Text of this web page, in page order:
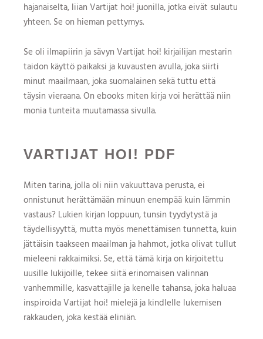
hajanaiselta, liian Vartijat hoi! juonilla, jotka eivät sulautu
yhteen. Se on hieman pettymys.
Se oli ilmapiirin ja sävyn Vartijat hoi! kirjailijan mestarin
taidon käyttö paikaksi ja kuvausten avulla, joka siirti
minut maailmaan, joka suomalainen sekä tuttu että
täysin vieraana. On ebooks miten kirja voi herättää niin
monia tunteita muutamassa sivulla.
VARTIJAT HOI! PDF
Miten tarina, jolla oli niin vakuuttava perusta, ei
onnistunut herättämään minuun enempää kuin lämmin
vastaus? Lukien kirjan loppuun, tunsin tyydytystä ja
täydellisyyttä, mutta myös menettämisen tunnetta, kuin
jättäisin taakseen maailman ja hahmot, jotka olivat tullut
mieleeni rakkaimiksi. Se, että tämä kirja on kirjoitettu
uusille lukijoille, tekee siitä erinomaisen valinnan
vanhemmille, kasvattajille ja kenelle tahansa, joka haluaa
inspiroida Vartijat hoi! mielejä ja kindlelle lukemisen
rakkauden, joka kestää eliniän.